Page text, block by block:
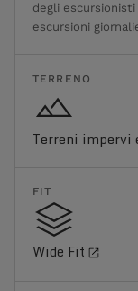
degli
escursioni
TERRENO
Terreni impervi
FIT
Wide Fit